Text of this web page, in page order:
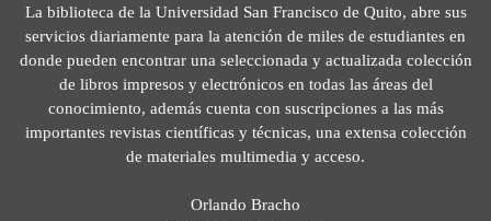
La biblioteca de la Universidad San Francisco de Quito, abre sus
servicios diariamente para la atención de miles de estudiantes en
donde pueden encontrar una seleccionada y actualizada colección
de libros impresos y electrónicos en todas las áreas del
conocimiento, además cuenta con suscripciones a las más
importantes revistas científicas y técnicas, una extensa colección
de materiales multimedia y acceso.
Orlando Bracho